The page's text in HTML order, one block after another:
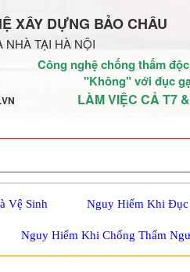
XÂY DỰNG BẢO CHÂU
NHÀ TẠI HÀ NỘI
Công nghệ chống thấm
"Không" với đục
LÀM VIỆC CẢ T7
Vệ Sinh Nguy Hiểm Khi Đục
Nguy Hiểm Khi Chống Thấm